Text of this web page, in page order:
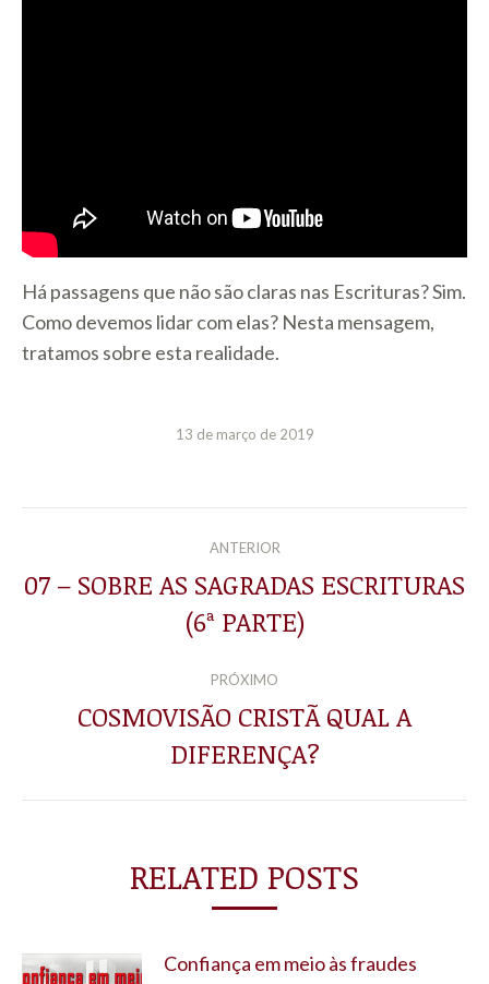
Há passagens que não são claras nas Escrituras? Sim.
Como devemos lidar com elas? Nesta mensagem,
tratamos sobre esta realidade.
13 de março de 2019
NAVEGAÇÃO
DE
ANTERIOR
Post
anterior:
07 – SOBRE AS SAGRADAS ESCRITURAS
(6ª PARTE)
PRÓXIMO
Próximo
post:
COSMOVISÃO CRISTÃ QUAL A
DIFERENÇA?
RELATED POSTS
Confiança em meio às fraudes